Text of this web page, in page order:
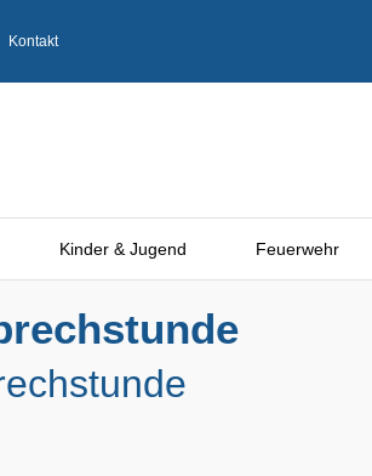
Kontakt
Kinder & Jugend Feuerwehr